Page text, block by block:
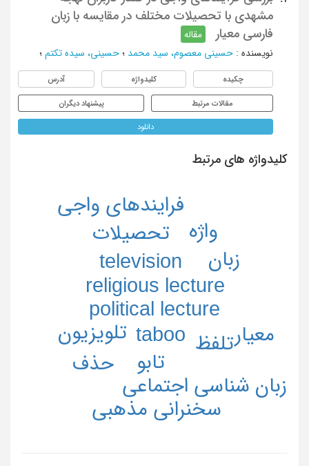
مشهدی با تحصیلات مختلف در مقایسه با زبان
فارسی معیار
مقاله
نویسنده : حسینی معصوم، سید محمد ؛ حسینی، سیده تکتم ؛
چکیده کلیدواژه آدرس
مقالات مرتبط پیشنهاد دیگران
دانلود
کلیدواژه های مرتبط
political lecture
religious lecture
taboo
television
تابو
تحصیلات
تلویزیون
زبان شناسی اجتماعی
سخنرانی مذهبی
فرایندهای واجی
تلفظ
حذف
زبان
معیار
واژه